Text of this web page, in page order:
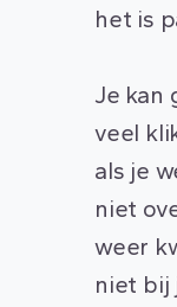
het is
Je kan
veel
als je
niet
weer
niet bij